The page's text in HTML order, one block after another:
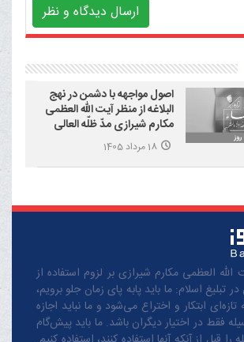
ارسال دیدگاه و نظر
اصول مواجهه با دشمن در نهج
البلاغه از منظر آیت الله العظمی
مکارم شیرازی مدّ ظلّه العالی
18 مرداد 1405
العظمی مکارم شیرازی بر لزوم استفاده از
تبلیغ اسلام: ما باید پابه پای زمان جلو برویم،
ابتکار و اختراع می‌شود و ما نباید اجازه
فقط در اختیار دیگران باشد. ما باید پیش‌گام